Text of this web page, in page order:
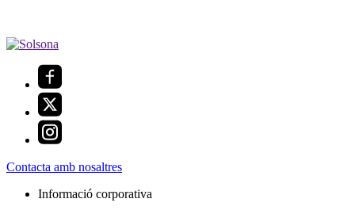
Contacta amb nosaltres
Informació corporativa